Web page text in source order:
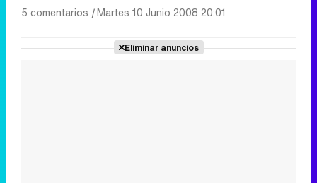
5 comentarios |Martes 10 Junio 2008 20:01
Eliminar anuncios